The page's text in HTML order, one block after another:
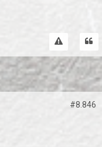
#8.846